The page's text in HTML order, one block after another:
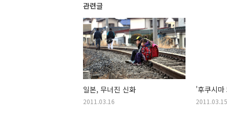
관련글
일본, 무너진 신화
2011.03.16
'후쿠시
2011.03.15